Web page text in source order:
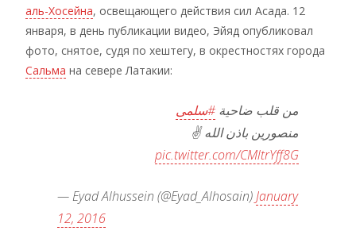
аль-Хосейна, освещающего действия сил Асада. 12
января, в день публикации видео, Эйяд опубликовал
фото, снятое, судя по хештегу, в окрестностях города
Сальма на севере Латакии:
من قلب ضاحية #سلمى
منصورين باذن الله ✌️
pic.twitter.com/CMltrYff8G
— Eyad Alhussein (@Eyad_Alhosain)January
12, 2016